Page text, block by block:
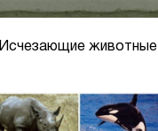
Исчезающие животные